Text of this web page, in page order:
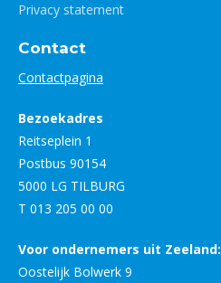
Privacy statement
Contact
Contactpagina
Bezoekadres
Reitseplein 1
Postbus 90154
5000 LG TILBURG
T 013 205 00 00
Voor ondernemers uit Zeeland:
Oostelijk Bolwerk 9